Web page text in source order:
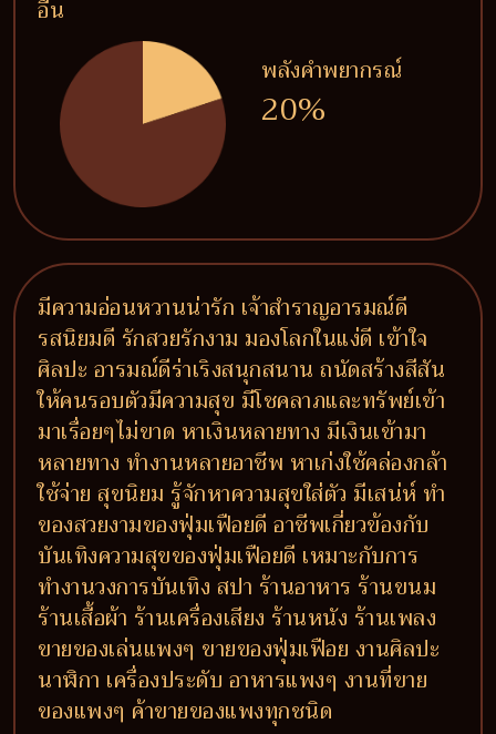
อื่น
พลังคำพยากรณ์
20%
มีความอ่อนหวานน่ารัก เจ้าสำราญอารมณ์ดี
รสนิยมดี รักสวยรักงาม มองโลกในแง่ดี เข้าใจ
ศิลปะ อารมณ์ดีร่าเริงสนุกสนาน ถนัดสร้างสีสัน
ให้คนรอบตัวมีความสุข มีโชคลาภและทรัพย์เข้า
มาเรื่อยๆไม่ขาด หาเงินหลายทาง มีเงินเข้ามา
หลายทาง ทำงานหลายอาชีพ หาเก่งใช้คล่องกล้า
ใช้จ่าย สุขนิยม รู้จักหาความสุขใส่ตัว มีเสน่ห์ ทำ
ของสวยงามของฟุ่มเฟือยดี อาชีพเกี่ยวข้องกับ
บันเทิงความสุขของฟุ่มเฟือยดี เหมาะกับการ
ทำงานวงการบันเทิง สปา ร้านอาหาร ร้านขนม
ร้านเสื้อผ้า ร้านเครื่องเสียง ร้านหนัง ร้านเพลง
ขายของเล่นแพงๆ ขายของฟุ่มเฟือย งานศิลปะ
นาฬิกา เครื่องประดับ อาหารแพงๆ งานที่ขาย
ของแพงๆ ค้าขายของแพงทุกชนิด